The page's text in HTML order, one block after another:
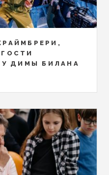
ГОСТИ
ДИМЫ БИЛАНА